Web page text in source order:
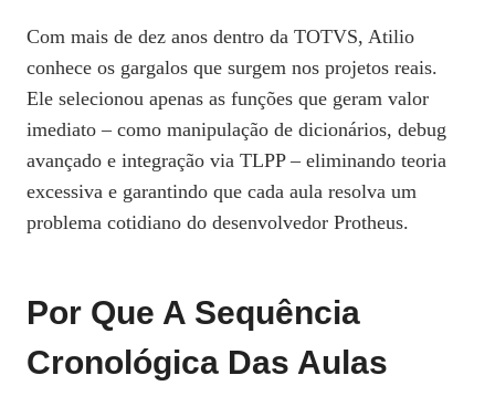
Com mais de dez anos dentro da TOTVS, Atilio
conhece os gargalos que surgem nos projetos reais.
Ele selecionou apenas as funções que geram valor
imediato – como manipulação de dicionários, debug
avançado e integração via TLPP – eliminando teoria
excessiva e garantindo que cada aula resolva um
problema cotidiano do desenvolvedor Protheus.
Por Que A Sequência
Cronológica Das Aulas